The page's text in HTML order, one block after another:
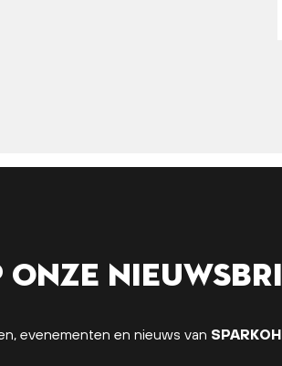
onze
evenementen en nieuws van